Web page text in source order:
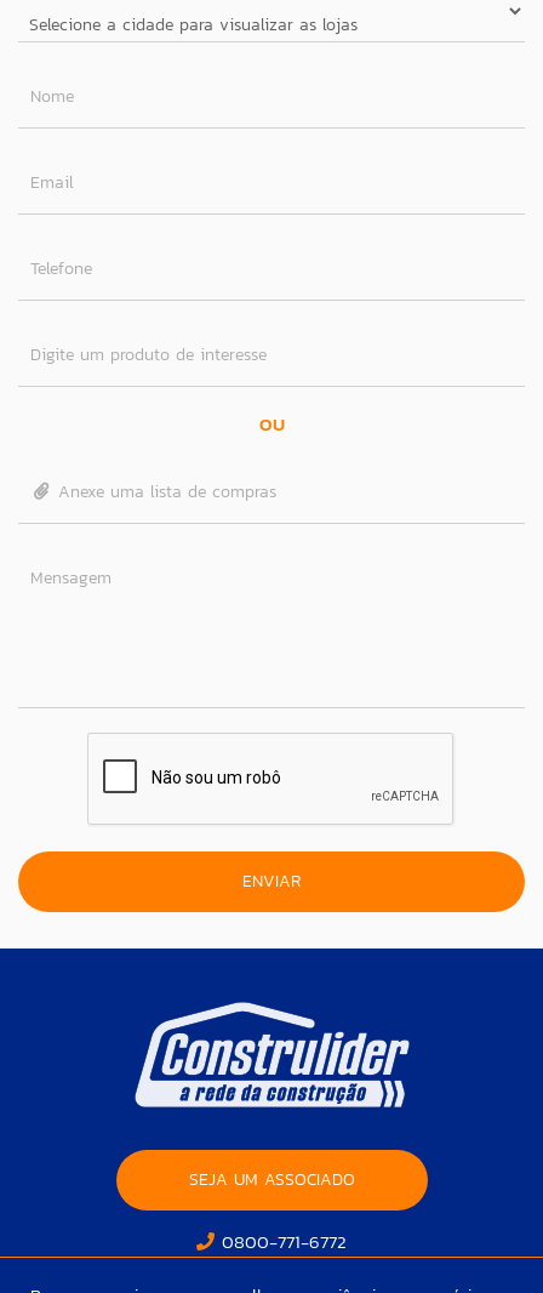
Nome
Email
Telefone
Digite um produto de interesse
OU
Anexe uma lista de compras
Mensagem
SEJA UM ASSOCIADO
0800-771-6772